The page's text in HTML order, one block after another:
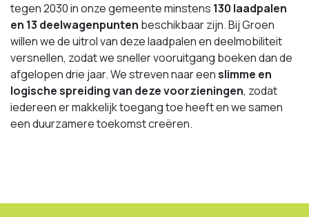
tegen 2030 in onze gemeente minstens 130 laadpalen
en 13 deelwagenpunten beschikbaar zijn. Bij Groen
willen we de uitrol van deze laadpalen en deelmobiliteit
versnellen, zodat we sneller vooruitgang boeken dan de
afgelopen drie jaar. We streven naar eenslimme en
logische spreiding van deze voorzieningen, zodat
iedereen er makkelijk toegang toe heeft en we samen
een duurzamere toekomst creëren.